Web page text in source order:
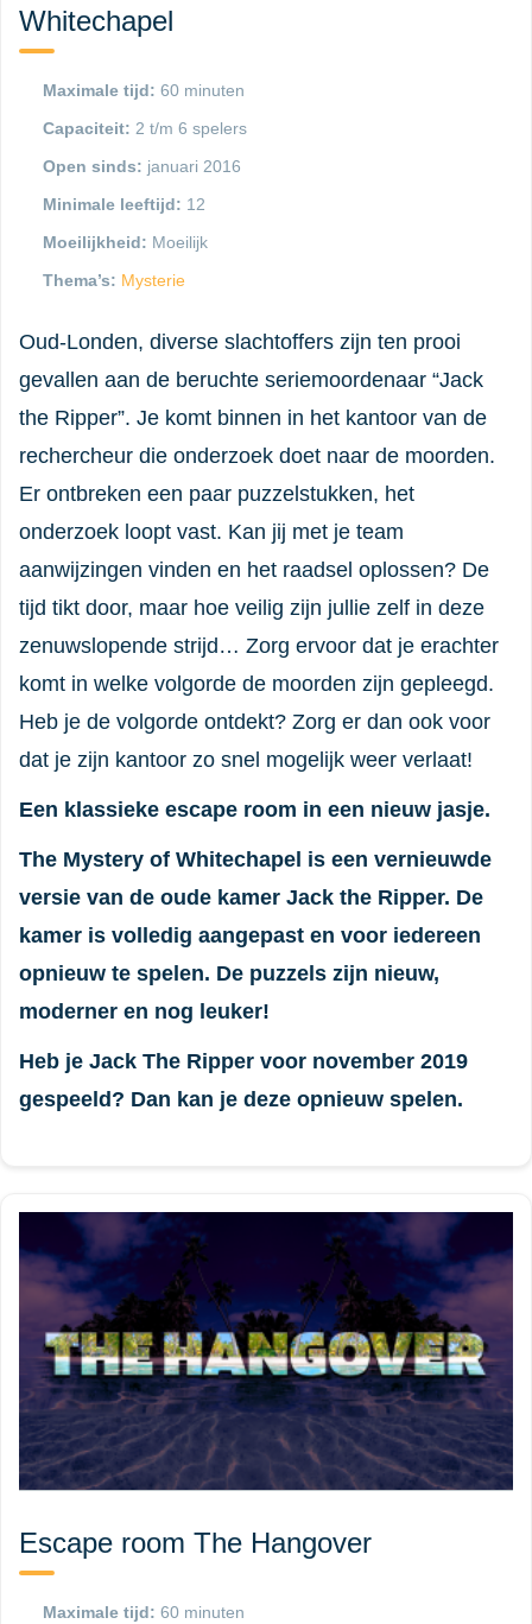
Whitechapel
Maximale tijd: 60 minuten
Capaciteit: 2 t/m 6 spelers
Open sinds: januari 2016
Minimale leeftijd: 12
Moeilijkheid: Moeilijk
Thema’s: Mysterie
Oud-Londen, diverse slachtoffers zijn ten prooi
gevallen aan de beruchte seriemoordenaar “Jack
the Ripper”. Je komt binnen in het kantoor van de
rechercheur die onderzoek doet naar de moorden.
Er ontbreken een paar puzzelstukken, het
onderzoek loopt vast. Kan jij met je team
aanwijzingen vinden en het raadsel oplossen? De
tijd tikt door, maar hoe veilig zijn jullie zelf in deze
zenuwslopende strijd… Zorg ervoor dat je erachter
komt in welke volgorde de moorden zijn gepleegd.
Heb je de volgorde ontdekt? Zorg er dan ook voor
dat je zijn kantoor zo snel mogelijk weer verlaat!
Een klassieke escape room in een nieuw jasje.
The Mystery of Whitechapel is een vernieuwde
versie van de oude kamer Jack the Ripper. De
kamer is volledig aangepast en voor iedereen
opnieuw te spelen. De puzzels zijn nieuw,
moderner en nog leuker!
Heb je Jack The Ripper voor november 2019
gespeeld? Dan kan je deze opnieuw spelen.
Escape room The Hangover
Maximale tijd: 60 minuten